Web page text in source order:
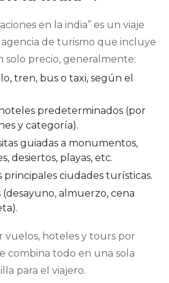
en la india” es un viaje
de turismo que incluye
solo precio, generalmente:
tren, bus o taxi, según el
predeterminados (por
y categoría).
guiadas a monumentos,
desiertos, playas, etc.
principales ciudades turísticas.
(desayuno, almuerzo, cena
vuelos, hoteles y tours por
combina todo en una sola
para el viajero.